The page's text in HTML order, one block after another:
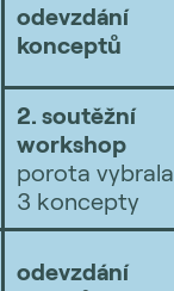
odevzdání
konceptů
2. soutěžní
workshop
porota vybrala
3 koncepty
odevzdání